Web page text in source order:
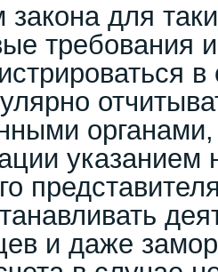
для
требования
указанием
и даже